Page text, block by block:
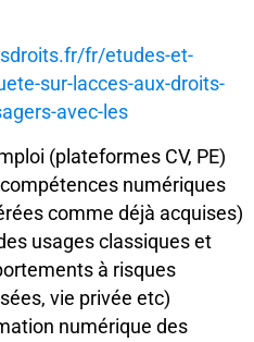
fr/etudes-et-
sur-lacces-aux-droits-
avec-les
(plateformes CV, PE)
numériques
comme déjà acquises)
usages classiques et
à risques
vie privée etc)
numérique des